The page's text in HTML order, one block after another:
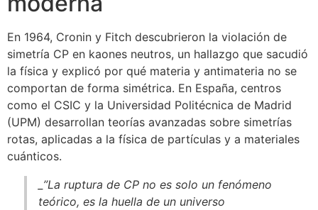
En 1964, Cronin y Fitch descubrieron la violación de
simetría CP en kaones neutros, un hallazgo que sacudió
la física y explicó por qué materia y antimateria no se
comportan de forma simétrica. En España, centros
como el CSIC y la Universidad Politécnica de Madrid
(UPM) desarrollan teorías avanzadas sobre simetrías
rotas, aplicadas a la física de partículas y a materiales
cuánticos.
_”La ruptura de CP no es solo un fenómeno
teórico, es la huella de un universo